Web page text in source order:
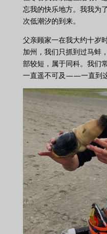
忘我的快乐地方。我我为
次低潮汐的到来。
父亲顾家一在我大约十岁
加州，我们只抓到过马蚌
部较短，属于同科。我们
一直遥不可及——一直到这